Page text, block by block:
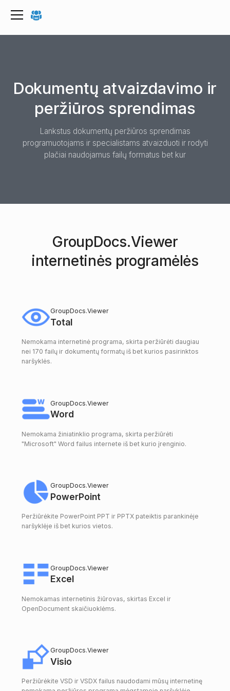
Dokumentų atvaizdavimo ir
peržiūros sprendimas
Lankstus dokumentų peržiūros sprendimas
programuotojams ir specialistams atvaizduoti ir rodyti
plačiai naudojamus failų formatus bet kur
GroupDocs.Viewer
internetinės programėlės
GroupDocs.Viewer
Total
Nemokama internetinė programa, skirta peržiūrėti daugiau
nei 170 failų ir dokumentų formatų iš bet kurios pasirinktos
naršyklės.
GroupDocs.Viewer
Word
Nemokama žiniatinklio programa, skirta peržiūrėti
"Microsoft" Word failus internete iš bet kurio įrenginio.
GroupDocs.Viewer
PowerPoint
Peržiūrėkite PowerPoint PPT ir PPTX pateiktis parankinėje
naršyklėje iš bet kurios vietos.
GroupDocs.Viewer
Excel
Nemokamas internetinis žiūrovas, skirtas Excel ir
OpenDocument skaičiuoklėms.
GroupDocs.Viewer
Visio
Peržiūrėkite VSD ir VSDX failus naudodami mūsų internetinę